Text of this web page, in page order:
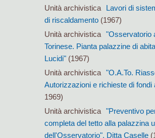
Unità archivistica
Lavori di
di riscaldamento(1967)
Unità archivistica
"Osservatorio
Torinese. Pianta palazzine di
Lucidi"(1967)
Unità archivistica
"O.A.To.
Autorizzazioni e richieste di fondi
1969)
Unità archivistica
"Preventivo
completa del tetto alla palazzina
dell'Osservatorio". Ditta Caselle